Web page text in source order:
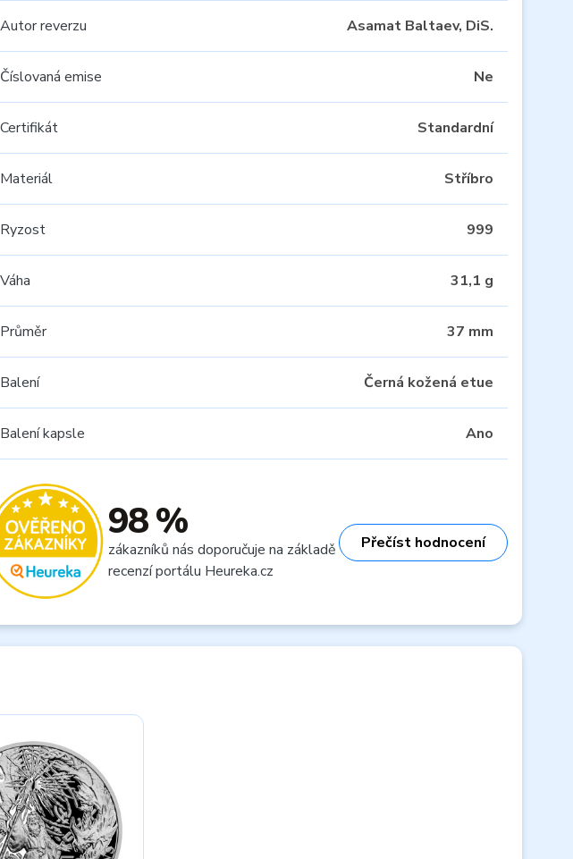
Autor reverzu Asamat Baltaev, DiS.
Číslovaná emise Ne
Certifikát Standardní
Materiál Stříbro
Ryzost 999
Váha 31,1 g
Průměr 37 mm
Balení Černá kožená etue
Balení kapsle Ano
98 %
zákazníků nás doporučuje na základě
recenzí portálu Heureka.cz
Přečíst hodnocení